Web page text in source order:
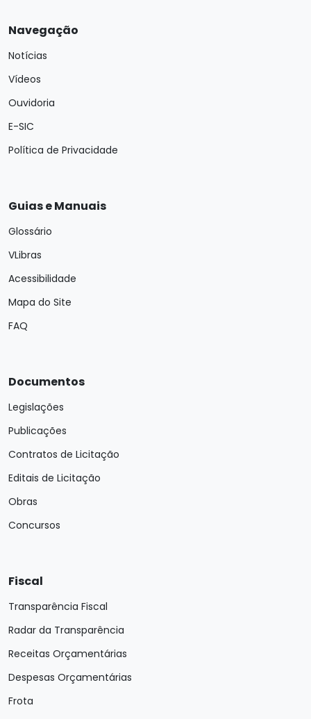
Navegação
Notícias
Vídeos
Ouvidoria
E-SIC
Política de Privacidade
Guias e Manuais
Glossário
VLibras
Acessibilidade
Mapa do Site
FAQ
Documentos
Legislações
Publicações
Contratos de Licitação
Editais de Licitação
Obras
Concursos
Fiscal
Transparência Fiscal
Radar da Transparência
Receitas Orçamentárias
Despesas Orçamentárias
Frota